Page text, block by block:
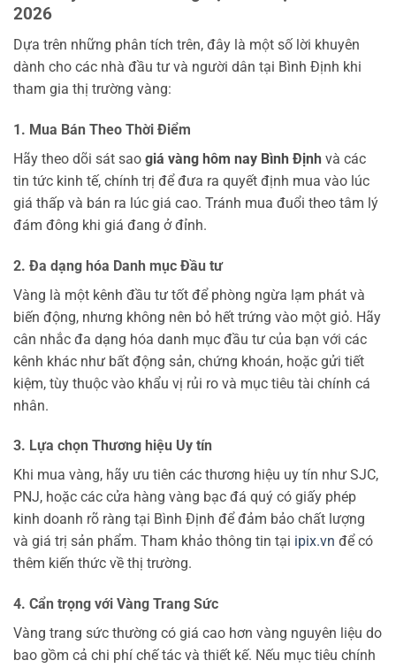
2026
Dựa trên những phân tích trên, đây là một số lời khuyên
dành cho các nhà đầu tư và người dân tại Bình Định khi
tham gia thị trường vàng:
1. Mua Bán Theo Thời Điểm
Hãy theo dõi sát sao giá vàng hôm nay Bình Định và các
tin tức kinh tế, chính trị để đưa ra quyết định mua vào lúc
giá thấp và bán ra lúc giá cao. Tránh mua đuổi theo tâm lý
đám đông khi giá đang ở đỉnh.
2. Đa dạng hóa Danh mục Đầu tư
Vàng là một kênh đầu tư tốt để phòng ngừa lạm phát và
biến động, nhưng không nên bỏ hết trứng vào một giỏ. Hãy
cân nhắc đa dạng hóa danh mục đầu tư của bạn với các
kênh khác như bất động sản, chứng khoán, hoặc gửi tiết
kiệm, tùy thuộc vào khẩu vị rủi ro và mục tiêu tài chính cá
nhân.
3. Lựa chọn Thương hiệu Uy tín
Khi mua vàng, hãy ưu tiên các thương hiệu uy tín như SJC,
PNJ, hoặc các cửa hàng vàng bạc đá quý có giấy phép
kinh doanh rõ ràng tại Bình Định để đảm bảo chất lượng
và giá trị sản phẩm. Tham khảo thông tin tại ipix.vn để có
thêm kiến thức về thị trường.
4. Cẩn trọng với Vàng Trang Sức
Vàng trang sức thường có giá cao hơn vàng nguyên liệu do
bao gồm cả chi phí chế tác và thiết kế. Nếu mục tiêu chính